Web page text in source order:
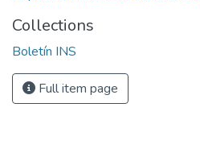
Collections
Boletín INS
Full item page